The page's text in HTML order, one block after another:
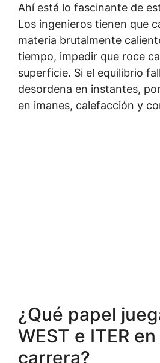
Ahí está lo fascinante de
Los ingenieros tienen que
materia brutalmente
tiempo, impedir que roce
superficie. Si el equilibrio
desordena en instantes,
en imanes, calefacción y
¿Qué papel
WEST e ITER
carrera?